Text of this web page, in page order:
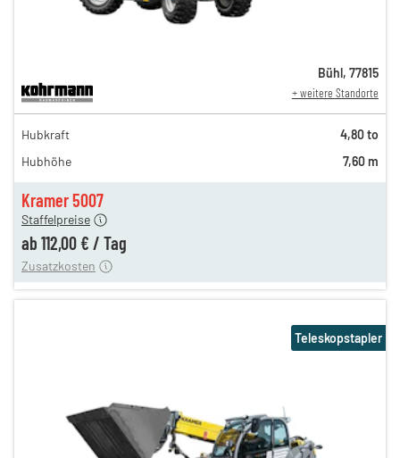
Kramer 5007
194,00 €
162,00 €
135,00 €
Staffelpreise
ab 112,00 € / Tag
12,00 €
Zusatzkosten
Bühl, 77815
+ weitere Standorte
Hubkraft
4,80 to
Hubhöhe
7,60 m
Teleskopstapler